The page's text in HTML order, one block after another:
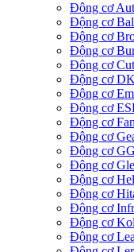
Động cơ
Động cơ
Động cơ
Động cơ
Động cơ
Động cơ
Động cơ
Động cơ
Động cơ
Động cơ
Động cơ
Động cơ
Động cơ
Động cơ
Động cơ
Động cơ
Động cơ